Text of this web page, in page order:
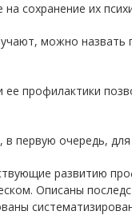
сохранение их
можно назвать
профилактики
в первую очередь,
развитию
Описаны